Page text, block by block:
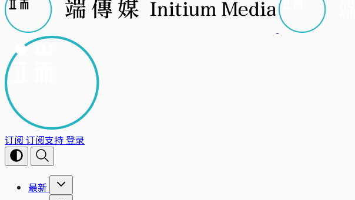
订阅 订阅支持登录
最新